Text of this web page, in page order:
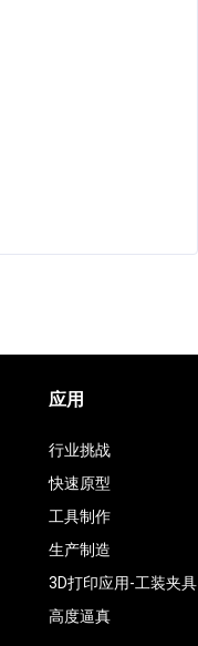
应用
行业挑战
快速原型
工具制作
生产制造
3D打印应用-工装夹具
高度逼真